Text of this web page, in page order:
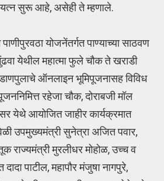
सुरू आहे, असेही ते म्हणाले.
योजनेंतर्गत पाण्याच्या साठवण
येथील महात्मा फुले चौक ते खराडी
ऑनलाइन भूमिपूजनासह विविध
रहेजा चौक, दोराबजी मॉल
येथे आयोजित जाहीर कार्यक्रमात
उपमुख्यमंत्री सुनेत्रा अजित पवार,
राज्यमंत्री मुरलीधर मोहोळ, उच्च व
पाटील, महापौर मंजुषा नागपुरे,